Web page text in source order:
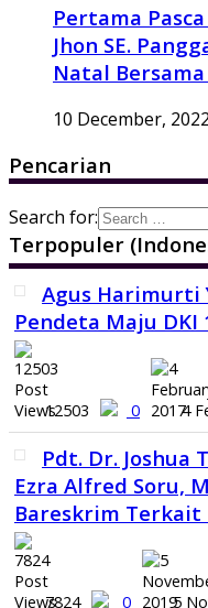
Pertama
Jhon SE.
Natal
10 December, 2022
Pencarian
Search for:
Terpopuler
Agus Harimurti
Pendeta Maju DKI
12503 0 4
Pdt. Dr. Joshua
Ezra Alfred Soru,
Bareskrim Terkait
7824 0 5